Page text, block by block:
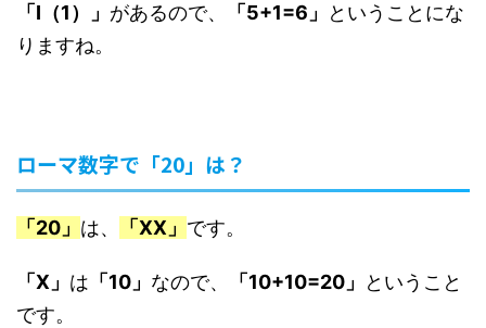
「I（1）」 があるので、 「5+1=6」
ということにな
りますね。
ローマ数字で「20」は？
「20」 は、 「XX」 です。
「X」 は 「10」 なので、 「10+10=20」
ということ
です。